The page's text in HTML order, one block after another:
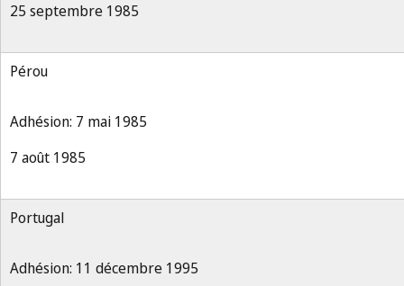
25 septembre 1985
Pérou
Adhésion: 7 mai 1985
7 août 1985
Portugal
Adhésion: 11 décembre 1995